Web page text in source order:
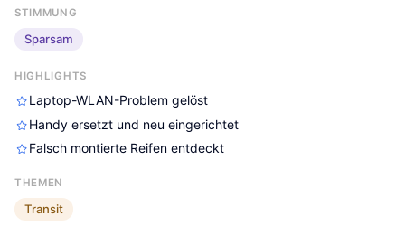
STIMMUNG
Sparsam
HIGHLIGHTS
Laptop-WLAN-Problem gelöst
Handy ersetzt und neu eingerichtet
Falsch montierte Reifen entdeckt
THEMEN
Transit